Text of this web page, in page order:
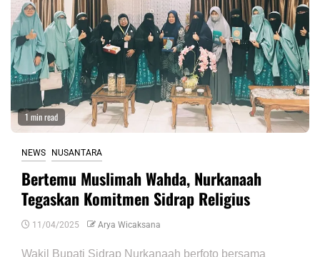
1 min read
NEWS NUSANTARA
Bertemu Muslimah Wahda, Nurkanaah
Tegaskan Komitmen Sidrap Religius
11/04/2025 Arya Wicaksana
Wakil Bupati Sidrap Nurkanaah berfoto bersama